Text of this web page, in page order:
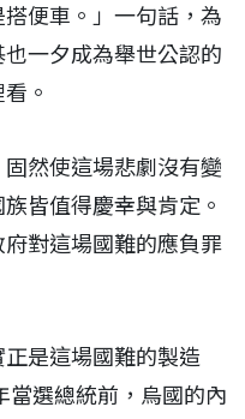
搭便車。」一句話，為
一夕成為舉世公認的
。
然使這場悲劇沒有變
皆值得慶幸與肯定。
對這場國難的應負罪
是這場國難的製造
當選總統前，烏國的內